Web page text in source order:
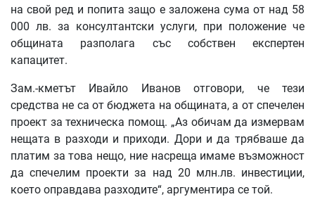
на свой ред и попита защо е заложена сума от над 58
000 лв. за консултантски услуги, при положение че
общината разполага със собствен експертен
капацитет.
Зам.-кметът Ивайло Иванов отговори, че тези
средства не са от бюджета на общината, а от спечелен
проект за техническа помощ. „Аз обичам да измервам
нещата в разходи и приходи. Дори и да трябваше да
платим за това нещо, ние насреща имаме възможност
да спечелим проекти за над 20 млн.лв. инвестиции,
което оправдава разходите“, аргументира се той.